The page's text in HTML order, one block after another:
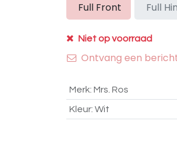
Full Front Full
Niet op voorraad
Ontvang een
Merk: Mrs. Ros
Kleur: Wit